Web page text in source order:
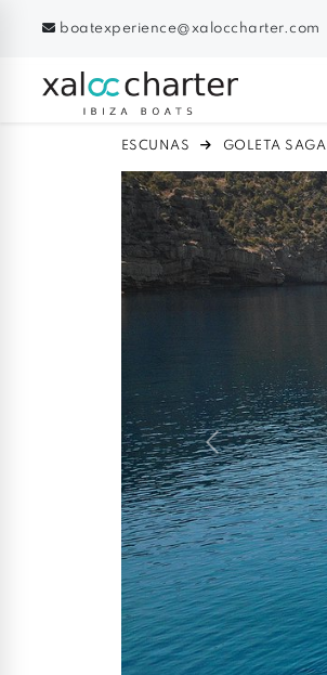
boatexperience@xaloccharter.com
ESCUNAS GOLETA SAGA
Previous